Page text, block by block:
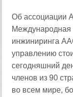
Об ассоциации
Международная
инжиниринга
управлению
сегодняшний
членов из 90
во всем мире,